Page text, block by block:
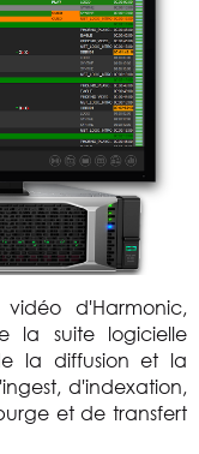
d'Harmonic,
la suite logicielle
la diffusion et la
d'indexation,
et de transfert